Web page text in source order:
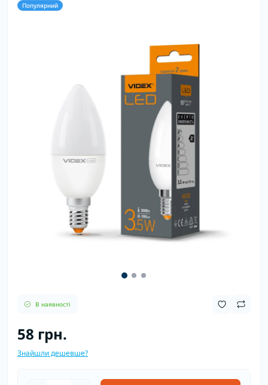
Популярний
В наявності
58 грн.
Знайшли дешевше?